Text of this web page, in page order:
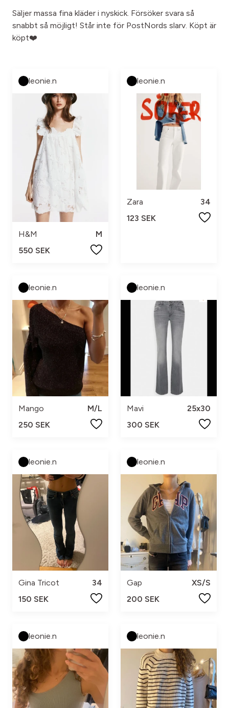
Säljer massa fina kläder i nyskick. Försöker svara så
snabbt så möjligt! Står inte för PostNords slarv. Köpt är
köpt❤️
leonie.n
H&M
M
550 SEK
leonie.n
Zara
34
123 SEK
leonie.n
Mango
M/L
250 SEK
leonie.n
Mavi
25x30
300 SEK
leonie.n
Gina Tricot
34
150 SEK
leonie.n
Gap
XS/S
200 SEK
leonie.n leonie.n